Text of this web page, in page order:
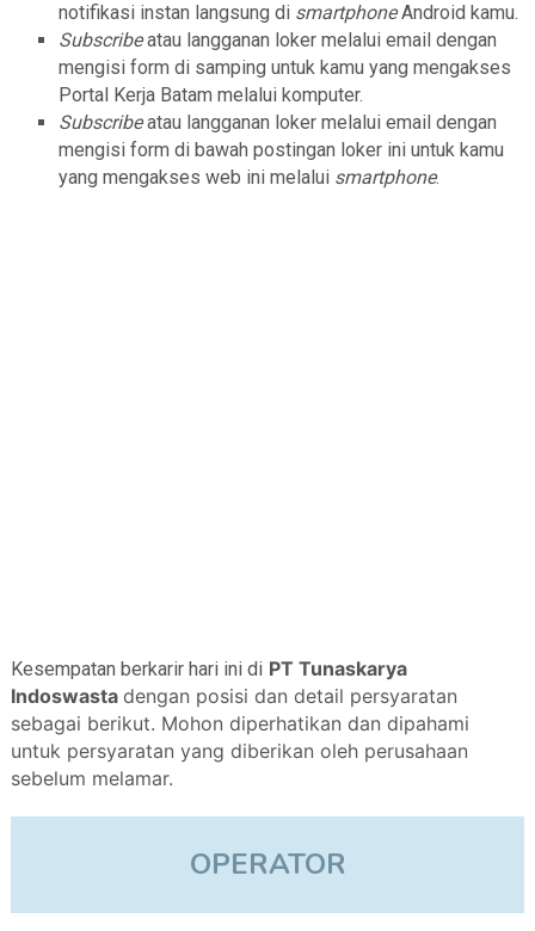
notifikasi instan langsung di smartphoneAndroid kamu.
Subscribeatau langganan loker melalui email dengan
mengisi form di samping untuk kamu yang mengakses
Portal Kerja Batam melalui komputer.
Subscribeatau langganan loker melalui email dengan
mengisi form di bawah postingan loker ini untuk kamu
yang mengakses web ini melalui smartphone.
Kesempatan berkarir hari ini di PT Tunaskarya
Indoswasta dengan posisi dan detail persyaratan
sebagai berikut. Mohon diperhatikan dan dipahami
untuk persyaratan yang diberikan oleh perusahaan
sebelum melamar.
OPERATOR